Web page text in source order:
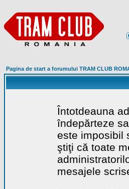
Pagina de start a forumului TRAM CLUB
Întotdeauna
îndepărteze
este imposibil
ştiţi că toate
mesajele